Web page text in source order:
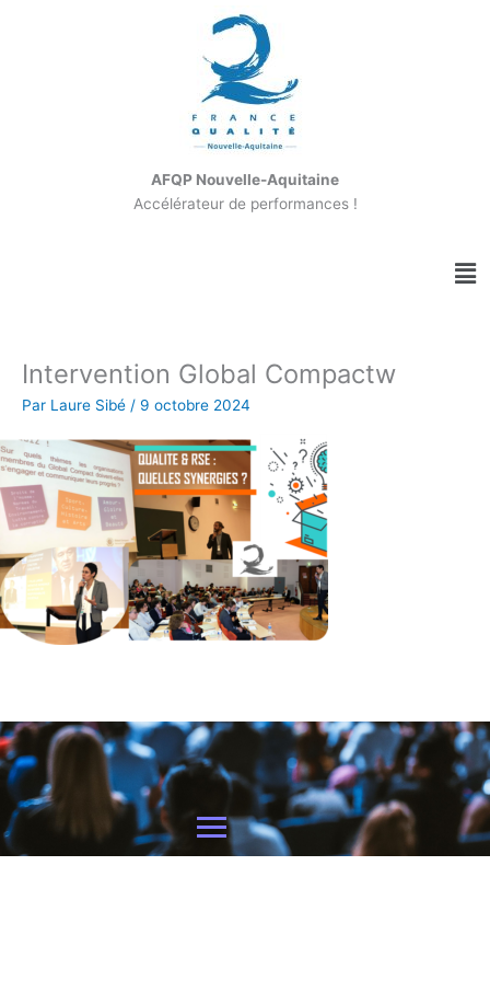
AFQP Nouvelle-Aquitaine
Accélérateur de performances !
Intervention Global Compactw
Par Laure Sibé / 9 octobre 2024